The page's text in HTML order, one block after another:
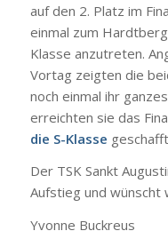
auf den 2. Platz im
einmal zum
Klasse anzutreten.
Vortag zeigten die
noch einmal ihr
erreichten sie das
die S-Klasse
Der TSK Sankt
Aufstieg und wünscht
Yvonne Buckreus